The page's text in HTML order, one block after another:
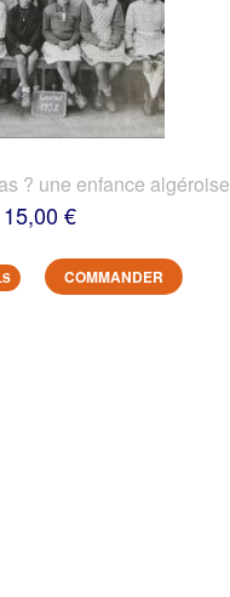
? une enfance algéroise
15,00 €
COMMANDER